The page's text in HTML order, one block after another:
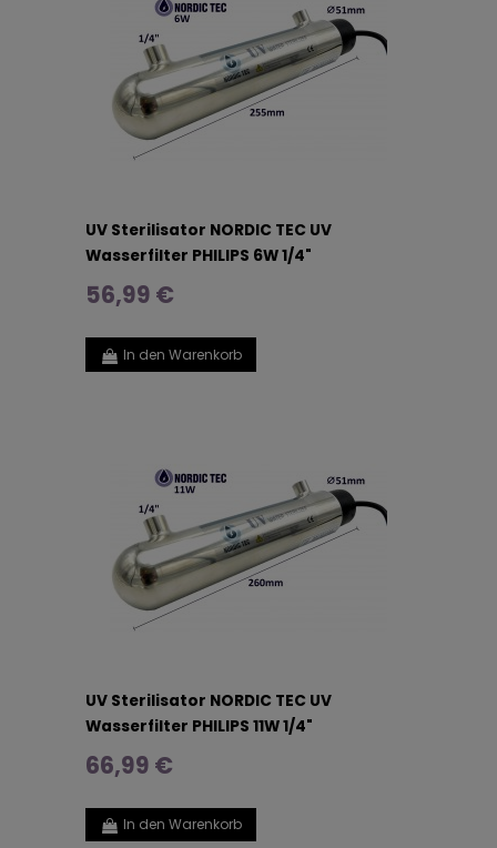
UV Sterilisator NORDIC TEC UV
Wasserfilter PHILIPS 6W 1/4"
56,99 €
In den Warenkorb
UV Sterilisator NORDIC TEC UV
Wasserfilter PHILIPS 11W 1/4"
66,99 €
In den Warenkorb